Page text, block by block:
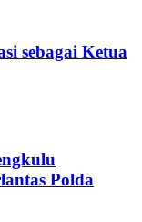
sebagai Ketua
Polda